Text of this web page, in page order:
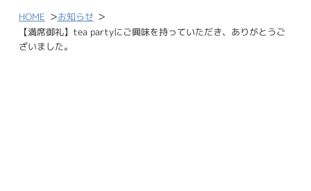
HOME >お知らせ >
【満席御礼】tea partyにご興味を持っていただき、ありがとうご
ざいました。